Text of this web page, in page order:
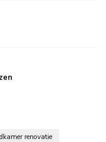
renovatie